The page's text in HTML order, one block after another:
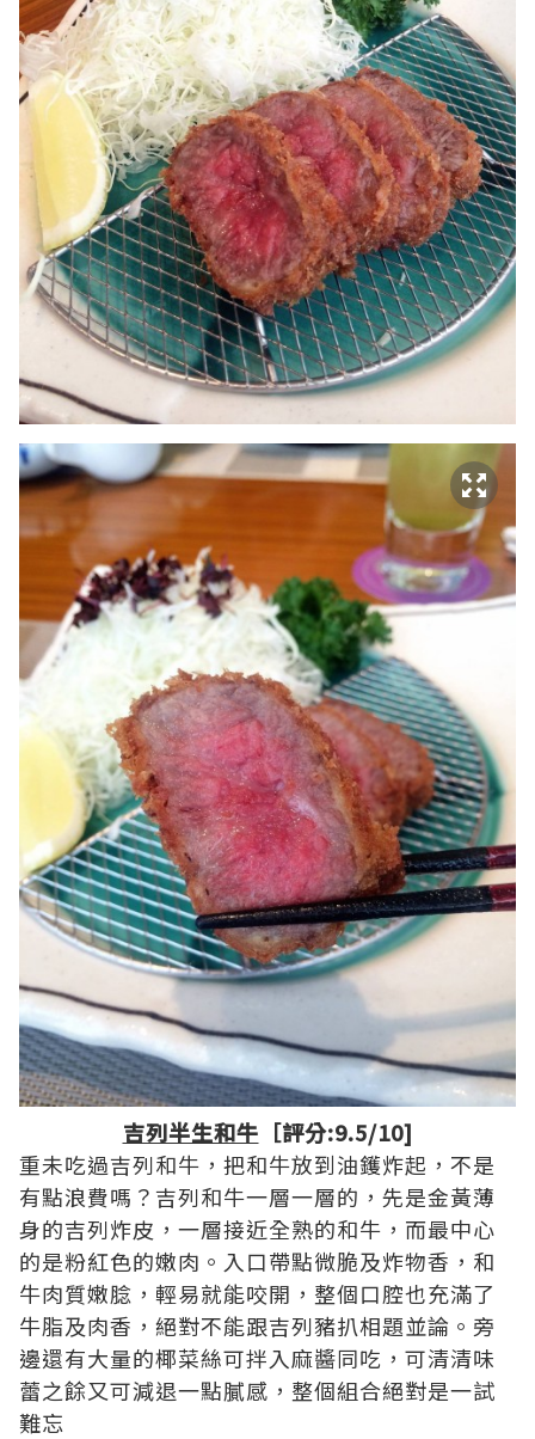
吉列半生和牛 ［評分:9.5/10]
重未吃過吉列和牛，把和牛放到油鑊炸起，不是
有點浪費嗎？吉列和牛一層一層的，先是金黃薄
身的吉列炸皮，一層接近全熟的和牛，而最中心
的是粉紅色的嫩肉。入口帶點微脆及炸物香，和
牛肉質嫩腍，輕易就能咬開，整個口腔也充滿了
牛脂及肉香，絕對不能跟吉列豬扒相題並論。旁
邊還有大量的椰菜絲可拌入麻醬同吃，可清清味
蕾之餘又可減退一點膩感，整個組合絕對是一試
難忘